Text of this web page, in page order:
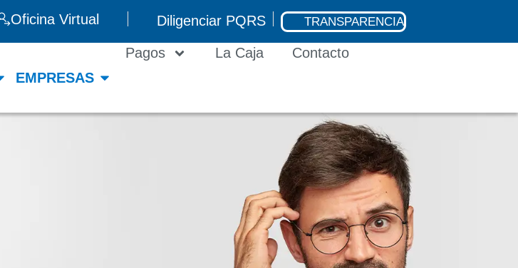
Oficina Virtual Diligenciar PQRS TRANSPARENCIA
EMPRESAS
Pagos La Caja Contacto